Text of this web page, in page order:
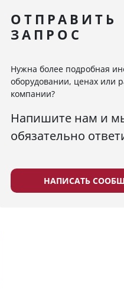
ОТПРАВИТЬ
ЗАПРОС
Нужна более подробная
оборудовании, ценах или
компании?
Напишите нам и
обязательно
НАПИСАТЬ